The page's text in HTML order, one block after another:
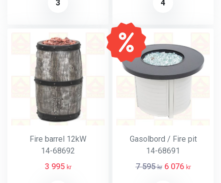
3 4
Fire barrel 12kW
14-68692
3 995 kr
Gasolbord / Fire pit
14-68691
7 595kr6 076 kr